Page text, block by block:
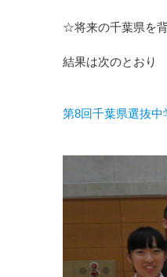
☆将来の千葉県を
結果は次のとおり
第8回千葉県選抜